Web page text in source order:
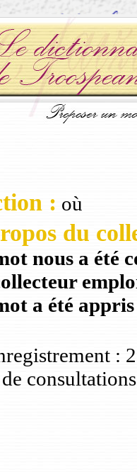
: où
du
nous a été
a été
: